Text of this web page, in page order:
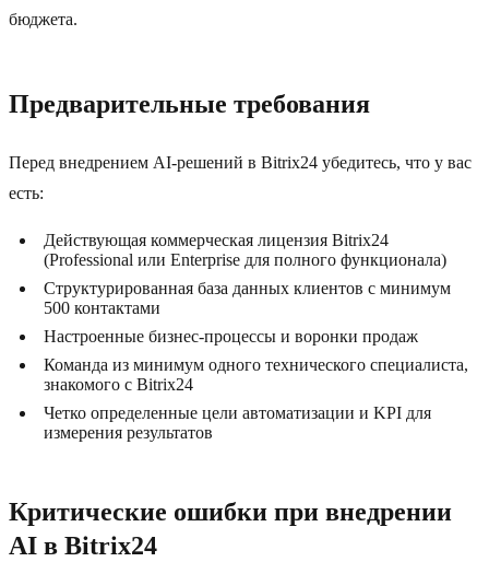
бюджета.
Предварительные требования
Перед внедрением AI-решений в Bitrix24 убедитесь, что у вас
есть:
Действующая коммерческая лицензия Bitrix24
(Professional или Enterprise для полного функционала)
Структурированная база данных клиентов с минимум
500 контактами
Настроенные бизнес-процессы и воронки продаж
Команда из минимум одного технического специалиста,
знакомого с Bitrix24
Четко определенные цели автоматизации и KPI для
измерения результатов
Критические ошибки при внедрении
AI в Bitrix24